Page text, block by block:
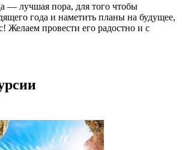
— лучшая пора, для того чтобы
года и наметить планы на будущее,
Желаем провести его радостно и с